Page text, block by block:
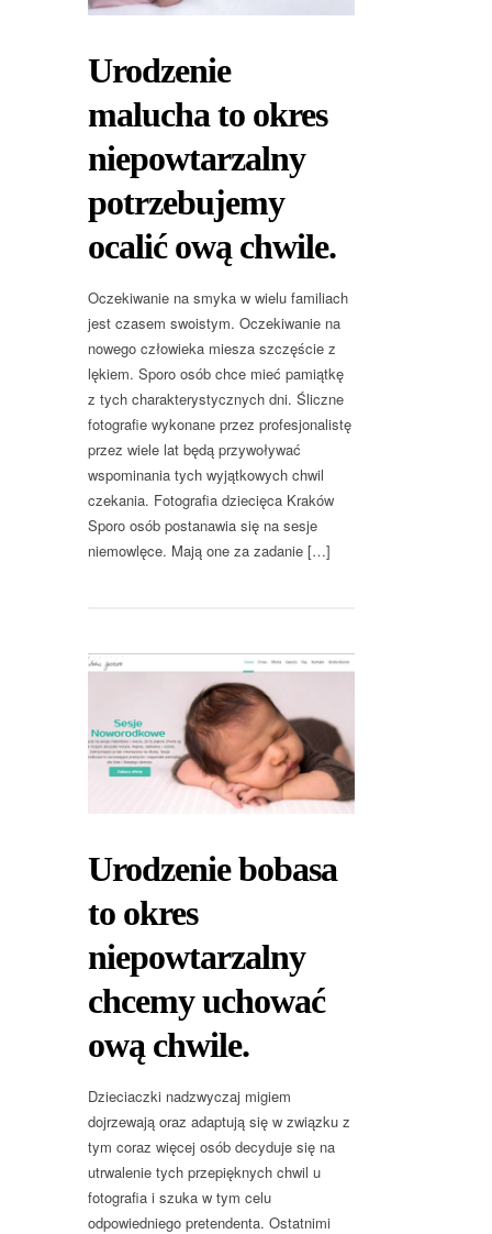
Urodzenie
malucha to okres
niepowtarzalny
potrzebujemy
ocalić ową chwile.
Oczekiwanie na smyka w wielu familiach
jest czasem swoistym. Oczekiwanie na
nowego człowieka miesza szczęście z
lękiem. Sporo osób chce mieć pamiątkę
z tych charakterystycznych dni. Śliczne
fotografie wykonane przez profesjonalistę
przez wiele lat będą przywoływać
wspominania tych wyjątkowych chwil
czekania. Fotografia dziecięca Kraków
Sporo osób postanawia się na sesje
niemowlęce. Mają one za zadanie […]
Urodzenie bobasa
to okres
niepowtarzalny
chcemy uchować
ową chwile.
Dzieciaczki nadzwyczaj migiem
dojrzewają oraz adaptują się w związku z
tym coraz więcej osób decyduje się na
utrwalenie tych przepięknych chwil u
fotografia i szuka w tym celu
odpowiedniego pretendenta. Ostatnimi